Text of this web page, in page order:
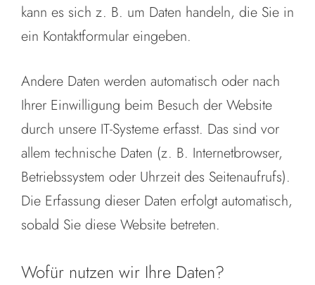
kann es sich z. B. um Daten handeln, die Sie in
ein Kontaktformular eingeben.
Andere Daten werden automatisch oder nach
Ihrer Einwilligung beim Besuch der Website
durch unsere IT-Systeme erfasst. Das sind vor
allem technische Daten (z. B. Internetbrowser,
Betriebssystem oder Uhrzeit des Seitenaufrufs).
Die Erfassung dieser Daten erfolgt automatisch,
sobald Sie diese Website betreten.
Wofür nutzen wir Ihre Daten?